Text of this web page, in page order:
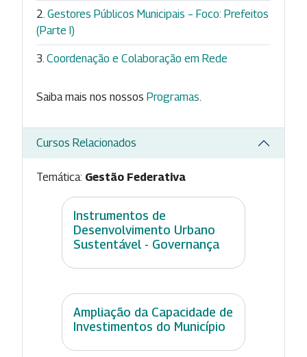
Gestores Públicos Municipais – Foco: Prefeitos
(Parte I)
Coordenação e Colaboração em Rede
Saiba mais nos nossos Programas.
Cursos Relacionados
Temática: Gestão Federativa
Instrumentos de
Desenvolvimento Urbano
Sustentável - Governança
Ampliação da Capacidade de
Investimentos do Município